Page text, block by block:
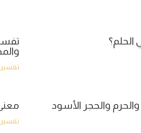
الحلم؟
تفسير
والحجر الأسود
تفسير